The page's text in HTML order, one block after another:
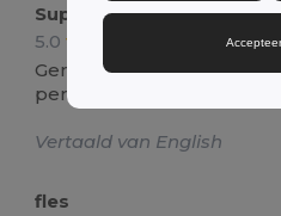
Super stijlvol, grote maat
5.0
Beoordeling
Gemakkelijk te merken,
perfect formaat
Vertaald van English
fles